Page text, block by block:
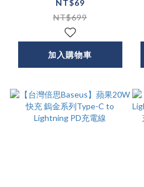
C/Micro)
NT$69
NT$699
加入購物車